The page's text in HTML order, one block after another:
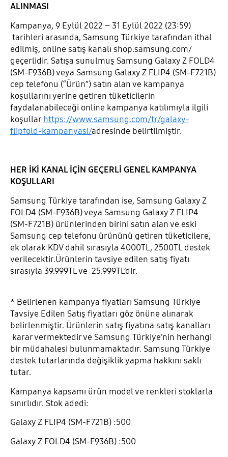
ALINMASI
Kampanya, 9 Eylül 2022 – 31 Eylül 2022 (23:59)
tarihleri arasında, Samsung Türkiye tarafından ithal
edilmiş, online satış kanalı shop.samsung.com/
geçerlidir. Satışa sunulmuş Samsung Galaxy Z FOLD4
(SM-F936B) veya Samsung Galaxy Z FLIP4 (SM-F721B)
cep telefonu (“Ürün”) satın alan ve kampanya
koşullarını yerine getiren tüketicilerin
faydalanabileceği online kampanya katılımıyla ilgili
koşullar https://www.samsung.com/tr/galaxy-
flipfold-kampanyasi/adresinde belirtilmiştir.
HER İKİ KANAL İÇİN GEÇERLİ GENEL KAMPANYA
KOŞULLARI
Samsung Türkiye tarafından ise, Samsung Galaxy Z
FOLD4 (SM-F936B) veya Samsung Galaxy Z FLIP4
(SM-F721B) ürünlerinden birini satın alan ve eski
Samsung cep telefonu ürününü getiren tüketicilere,
ek olarak KDV dahil sırasıyla 4000TL, 2500TL destek
verilecektir.Ürünlerin tavsiye edilen satış fiyatı
sırasıyla 39.999TL ve 25.999TL’dir.
* Belirlenen kampanya fiyatları Samsung Türkiye
Tavsiye Edilen Satış fiyatları göz önüne alınarak
belirlenmiştir. Ürünlerin satış fiyatına satış kanalları
karar vermektedir ve Samsung Türkiye’nin herhangi
bir müdahalesi bulunmamaktadır. Samsung Türkiye
destek tutarlarında değişiklik yapma hakkını saklı
tutar.
Kampanya kapsamı ürün model ve renkleri stoklarla
sınırlıdır. Stok adedi:
Galaxy Z FLIP4 (SM-F721B) :500
Galaxy Z FOLD4 (SM-F936B) :500